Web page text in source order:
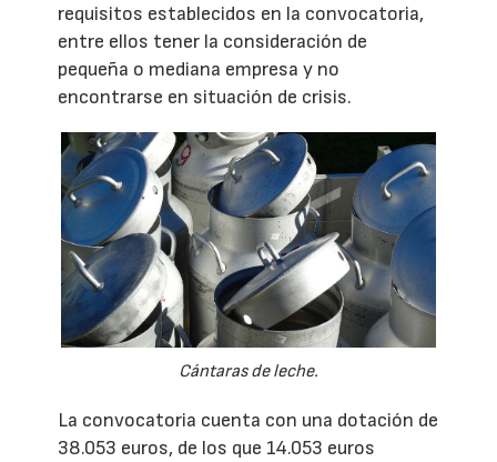
requisitos establecidos en la convocatoria,
entre ellos tener la consideración de
pequeña o mediana empresa y no
encontrarse en situación de crisis.
Cántaras de leche.
La convocatoria cuenta con una dotación de
38.053 euros, de los que 14.053 euros